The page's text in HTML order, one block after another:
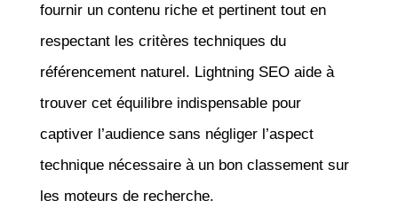
fournir un contenu riche et pertinent tout en
respectant les critères techniques du
référencement naturel. Lightning SEO aide à
trouver cet équilibre indispensable pour
captiver l’audience sans négliger l’aspect
technique nécessaire à un bon classement sur
les moteurs de recherche.